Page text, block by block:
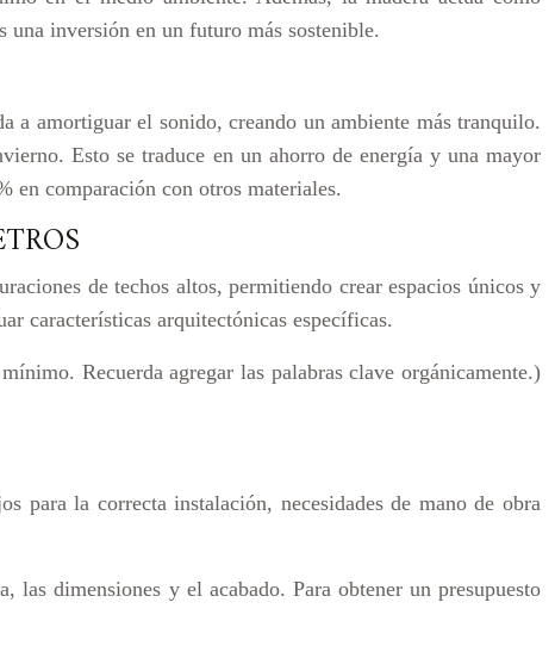
inversión en un futuro más sostenible.
amortiguar el sonido, creando un ambiente más tranquilo.
Esto se traduce en un ahorro de energía y una mayor
en comparación con otros materiales.
de techos altos, permitiendo crear espacios únicos y
características arquitectónicas específicas.
Recuerda agregar las palabras clave orgánicamente.)
para la correcta instalación, necesidades de mano de obra
dimensiones y el acabado. Para obtener un presupuesto